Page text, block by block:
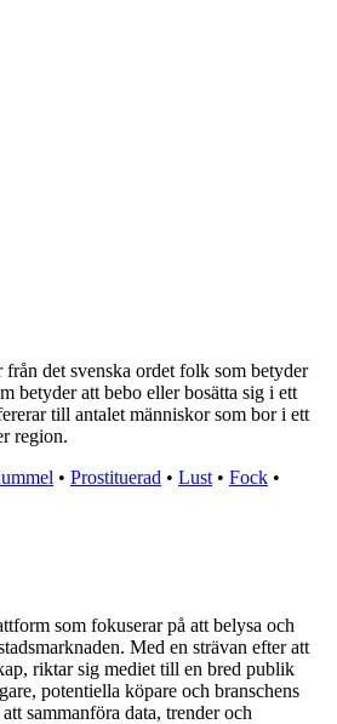
det svenska ordet folk som betyder
betyder att bebo eller bosätta sig i ett
till antalet människor som bor i ett
region.
• Prostituerad • Lust • Fock •
som fokuserar på att belysa och
Med en strävan efter att
riktar sig mediet till en bred publik
potentiella köpare och branschens
sammanföra data, trender och